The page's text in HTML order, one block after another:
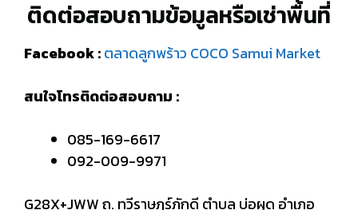
ติดต่อสอบถามข้อมูลหรือเช่าพื้นที่
Facebook :ตลาดลูกพร้าว COCO Samui Market
สนใจโทรติดต่อสอบถาม :
085-169-6617
092-009-9971
G28X+JWW ถ. ทวีราษฎร์ภักดี ตำบล บ่อผุด อำเภอ